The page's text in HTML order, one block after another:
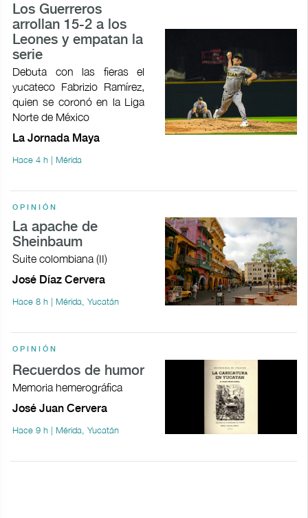
Los Guerreros
arrollan 15-2 a los
Leones y empatan la
serie
Debuta con las fieras el
yucateco Fabrizio Ramírez,
quien se coronó en la Liga
Norte de México
La Jornada Maya
Hace 4 h | Mérida
OPINIÓN
La apache de
Sheinbaum
Suite colombiana (II)
José Díaz Cervera
Hace 8 h | Mérida, Yucatán
OPINIÓN
Recuerdos de humor
Memoria hemerográfica
José Juan Cervera
Hace 9 h | Mérida, Yucatán